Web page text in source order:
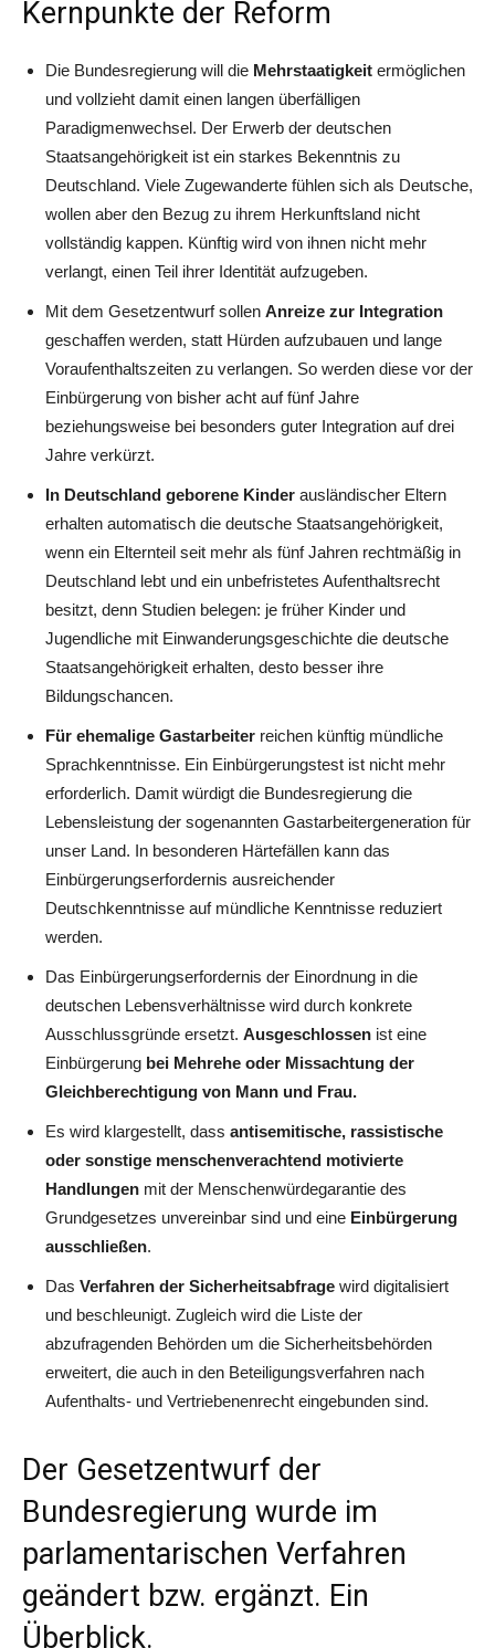
Kernpunkte der Reform
Die Bundesregierung will die Mehrstaatigkeit ermöglichen
und vollzieht damit einen langen überfälligen
Paradigmenwechsel. Der Erwerb der deutschen
Staatsangehörigkeit ist ein starkes Bekenntnis zu
Deutschland. Viele Zugewanderte fühlen sich als Deutsche,
wollen aber den Bezug zu ihrem Herkunftsland nicht
vollständig kappen. Künftig wird von ihnen nicht mehr
verlangt, einen Teil ihrer Identität aufzugeben.
Mit dem Gesetzentwurf sollen Anreize zur Integration
geschaffen werden, statt Hürden aufzubauen und lange
Voraufenthaltszeiten zu verlangen. So werden diese vor der
Einbürgerung von bisher acht auf fünf Jahre
beziehungsweise bei besonders guter Integration auf drei
Jahre verkürzt.
In Deutschland geborene Kinder ausländischer Eltern
erhalten automatisch die deutsche Staatsangehörigkeit,
wenn ein Elternteil seit mehr als fünf Jahren rechtmäßig in
Deutschland lebt und ein unbefristetes Aufenthaltsrecht
besitzt, denn Studien belegen: je früher Kinder und
Jugendliche mit Einwanderungsgeschichte die deutsche
Staatsangehörigkeit erhalten, desto besser ihre
Bildungschancen.
Für ehemalige Gastarbeiter reichen künftig mündliche
Sprachkenntnisse. Ein Einbürgerungstest ist nicht mehr
erforderlich. Damit würdigt die Bundesregierung die
Lebensleistung der sogenannten Gastarbeitergeneration für
unser Land. In besonderen Härtefällen kann das
Einbürgerungserfordernis ausreichender
Deutschkenntnisse auf mündliche Kenntnisse reduziert
werden.
Das Einbürgerungserfordernis der Einordnung in die
deutschen Lebensverhältnisse wird durch konkrete
Ausschlussgründe ersetzt. Ausgeschlossen ist eine
Einbürgerung bei Mehrehe oder Missachtung der
Gleichberechtigung von Mann und Frau.
Es wird klargestellt, dass antisemitische, rassistische
oder sonstige menschenverachtend motivierte
Handlungen mit der Menschenwürdegarantie des
Grundgesetzes unvereinbar sind und eine Einbürgerung
ausschließen.
Das Verfahren der Sicherheitsabfrage wird digitalisiert
und beschleunigt. Zugleich wird die Liste der
abzufragenden Behörden um die Sicherheitsbehörden
erweitert, die auch in den Beteiligungsverfahren nach
Aufenthalts- und Vertriebenenrecht eingebunden sind.
Der Gesetzentwurf der
Bundesregierung wurde im
parlamentarischen Verfahren
geändert bzw. ergänzt. Ein
Überblick.